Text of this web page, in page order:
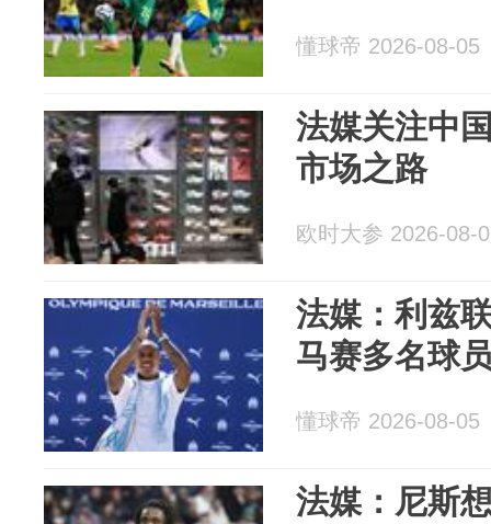
懂球帝 2026-08-05
法媒关注中
市场之路
欧时大参 2026-08-
法媒：利兹
马赛多名球
懂球帝 2026-08-05
法媒：尼斯